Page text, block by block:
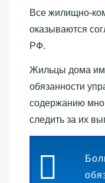
Все жилищно-
оказываются
РФ.
Жильцы дома
обязанности
содержанию
следить за их